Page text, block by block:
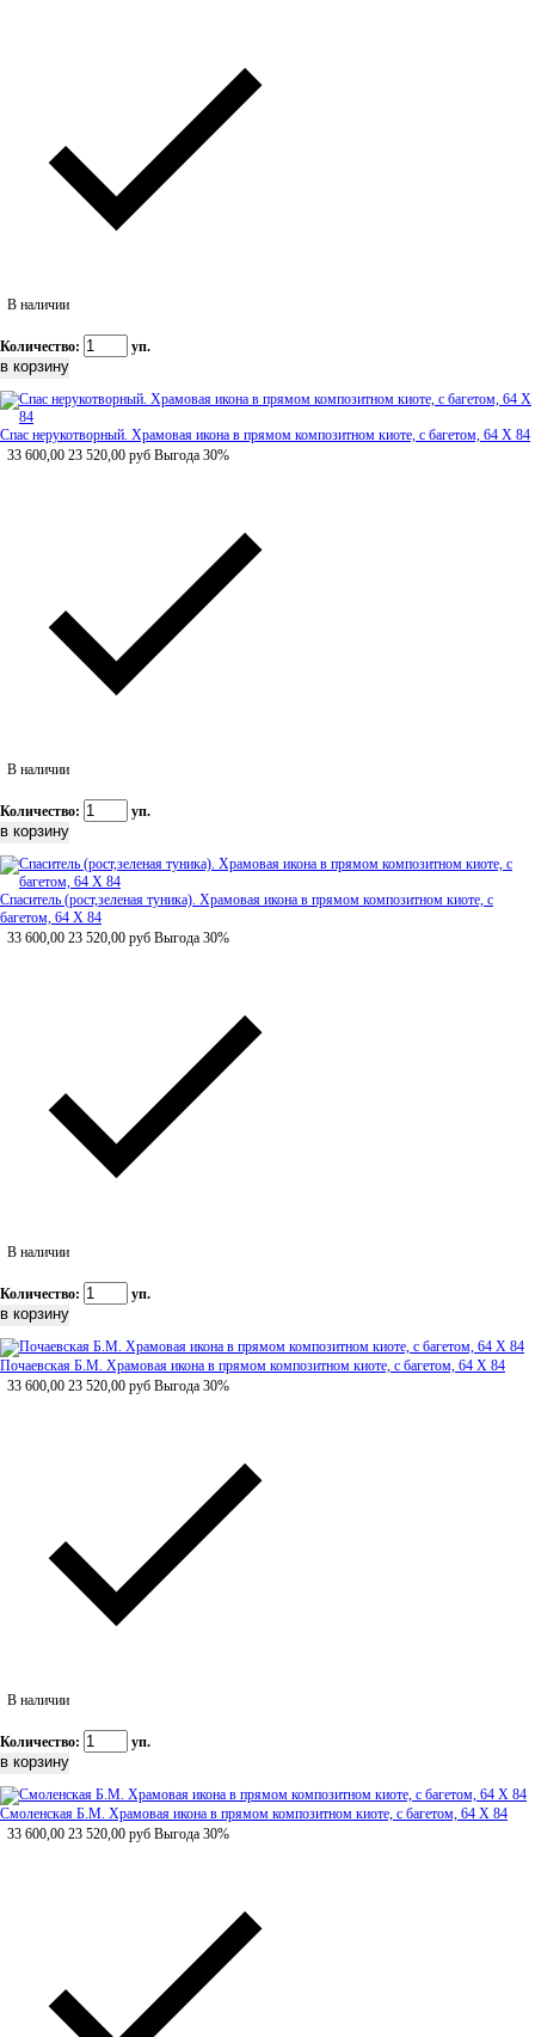
В наличии
Количество: уп.
Спас нерукотворный. Храмовая икона в прямом композитном киоте, с багетом, 64 Х 84
33 600,00 23 520,00 руб Выгода 30%
В наличии
Количество: уп.
Спаситель (рост,зеленая туника). Храмовая икона в прямом композитном киоте, с
багетом, 64 Х 84
33 600,00 23 520,00 руб Выгода 30%
В наличии
Количество: уп.
Почаевская Б.М. Храмовая икона в прямом композитном киоте, с багетом, 64 Х 84
33 600,00 23 520,00 руб Выгода 30%
В наличии
Количество: уп.
Смоленская Б.М. Храмовая икона в прямом композитном киоте, с багетом, 64 Х 84
33 600,00 23 520,00 руб Выгода 30%